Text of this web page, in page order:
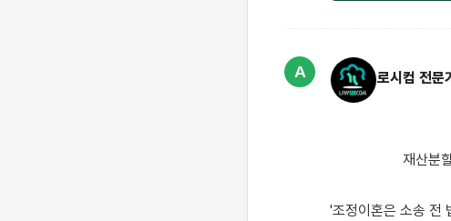
A 로시컴 전문
'조정이혼은 소송 전